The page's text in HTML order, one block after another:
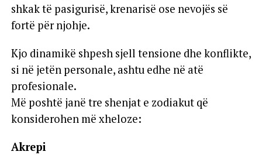
shkak të pasigurisë, krenarisë ose nevojës së
fortë për njohje.
Kjo dinamikë shpesh sjell tensione dhe konflikte,
si në jetën personale, ashtu edhe në atë
profesionale.
Më poshtë janë tre shenjat e zodiakut që
konsiderohen më xheloze:
Akrepi